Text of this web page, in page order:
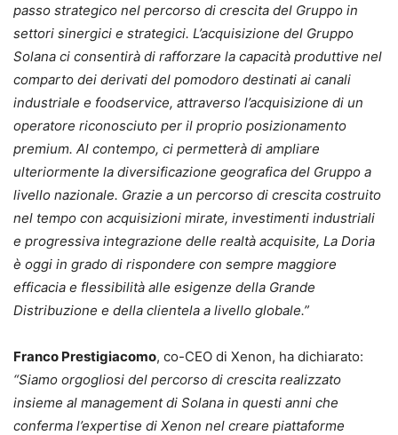
passo strategico nel percorso di crescita del Gruppo in
settori sinergici e strategici. L’acquisizione del Gruppo
Solana ci consentirà di rafforzare la capacità produttive nel
comparto dei derivati del pomodoro destinati ai canali
industriale e foodservice, attraverso l’acquisizione di un
operatore riconosciuto per il proprio posizionamento
premium. Al contempo, ci permetterà di ampliare
ulteriormente la diversificazione geografica del Gruppo a
livello nazionale. Grazie a un percorso di crescita costruito
nel tempo con acquisizioni mirate, investimenti industriali
e progressiva integrazione delle realtà acquisite, La Doria
è oggi in grado di rispondere con sempre maggiore
efficacia e flessibilità alle esigenze della Grande
Distribuzione e della clientela a livello globale.”
Franco Prestigiacomo, co-CEO di Xenon, ha dichiarato:
“Siamo orgogliosi del percorso di crescita realizzato
insieme al management di Solana in questi anni che
conferma l’expertise di Xenon nel creare piattaforme